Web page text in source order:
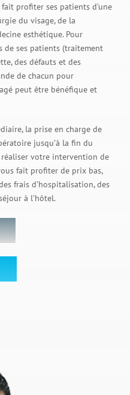
profiter ses patients d’une
du visage, de la
esthétique. Pour
de ses patients (traitement
des défauts et des
de chacun pour
peut être bénéfique et
la prise en charge de
jusqu’à la fin du
votre intervention de
fait profiter de prix bas,
frais d’hospitalisation, des
à l’hôtel.